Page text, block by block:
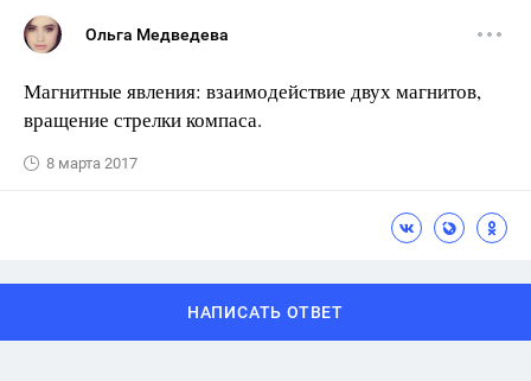
Ольга Медведева
Магнитные явления: взаимодействие двух магнитов,
враще­ние стрелки компаса.
8 марта 2017
НАПИСАТЬ ОТВЕТ